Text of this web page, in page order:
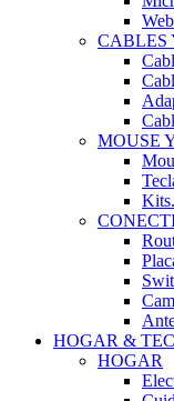
CABLES
MOUSE
HOGAR &
HOGAR